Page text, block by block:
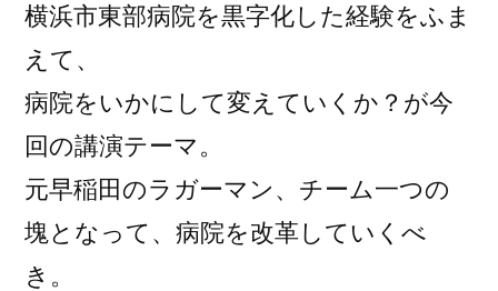
横浜市東部病院を黒字化した経験をふま
えて、
病院をいかにして変えていくか？が今
回の講演テーマ。
元早稲田のラガーマン、チーム一つの
塊となって、病院を改革していくべ
き。